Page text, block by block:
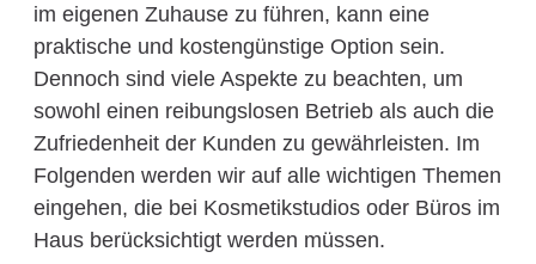
im eigenen Zuhause zu führen, kann eine
praktische und kostengünstige Option sein.
Dennoch sind viele Aspekte zu beachten, um
sowohl einen reibungslosen Betrieb als auch die
Zufriedenheit der Kunden zu gewährleisten. Im
Folgenden werden wir auf alle wichtigen Themen
eingehen, die bei Kosmetikstudios oder Büros im
Haus berücksichtigt werden müssen.